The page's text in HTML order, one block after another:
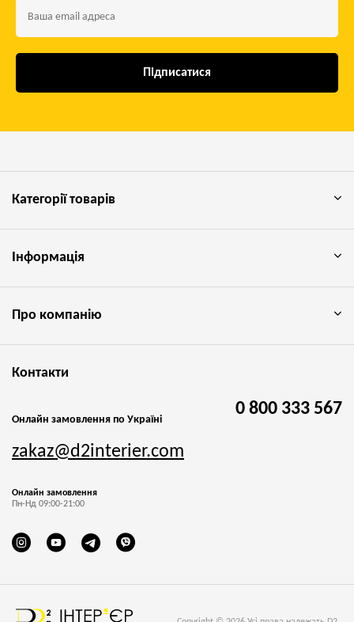
Підписатися
Категорії товарів
Інформація
Про компанію
Контакти
Онлайн замовлення по Україні
0 800 333 567
zakaz@d2interier.com
Онлайн замовлення
Пн-Нд 09:00-21:00